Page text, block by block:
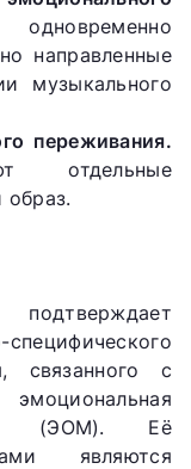
направленные
музыкального
переживания.
отдельные
связанного с
(ЭОМ). Её
являются